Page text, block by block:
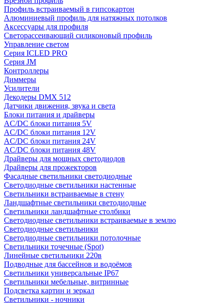
Профиль встраиваемый в гипсокартон
Алюминиевый профиль для натяжных потолков
Аксессуары для профиля
Светорассеивающий силиконовый профиль
Управление светом
Серия ICLED PRO
Серия JM
Контроллеры
Диммеры
Усилители
Декодеры DMX 512
Датчики движения, звука и света
Блоки питания и драйверы
AC/DC блоки питания 5V
AC/DC блоки питания 12V
AC/DC блоки питания 24V
AC/DC блоки питания 48V
Драйверы для мощных светодиодов
Драйверы для прожекторов
Фасадные светильники светодиодные
Светодиодные светильники настенные
Светильники встраиваемые в стену
Ландшафтные светильники светодиодные
Светильники ландшафтные столбики
Светодиодные светильники встраиваемые в землю
Светодиодные светильники
Светодиодные светильники потолочные
Светильники точечные (Spot)
Линейные светильники 220в
Подводные для бассейнов и водоёмов
Светильники универсальные IP67
Светильники мебельные, витринные
Подсветка картин и зеркал
Светильники - ночники